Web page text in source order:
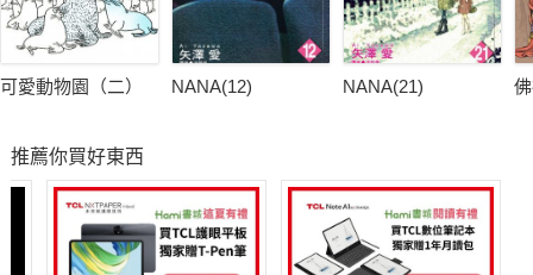
可愛動物園（二） NANA(12) NANA(21)
推薦你買好東西